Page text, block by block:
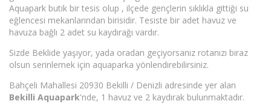
Aquapark butik bir tesis olup , ilçede gençlerin sıklıkla gittiği su
eğlencesi mekanlarından birisidir. Tesiste bir adet havuz ve
havuza bağlı 2 adet su kaydırağı vardır.
Sizde Beklide yaşıyor, yada oradan geçiyorsanız rotanızı biraz
olsun serinlemek için aquaparka yönlendirebilirsiniz.
Bahçeli Mahallesi 20930 Bekilli / Denizli adresinde yer alan
Bekilli Aquapark'nde, 1 havuz ve 2 kaydırak bulunmaktadır.